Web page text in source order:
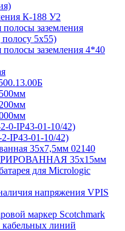
К-188 У2
заземления
5х55)
заземления 4*40
0-IР43-01-10/42)
IP43-01-10/42)
35х7,5мм 02140
35х15мм
для Micrologic
напряжения VPIS
маркер Scotchmark
линий